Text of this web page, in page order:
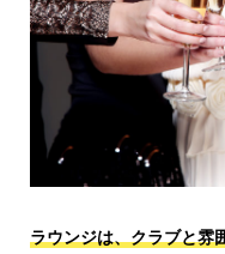
ラウンジは、クラブと雰